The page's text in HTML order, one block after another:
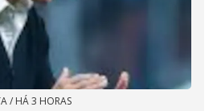
/ HÁ 3 HORAS